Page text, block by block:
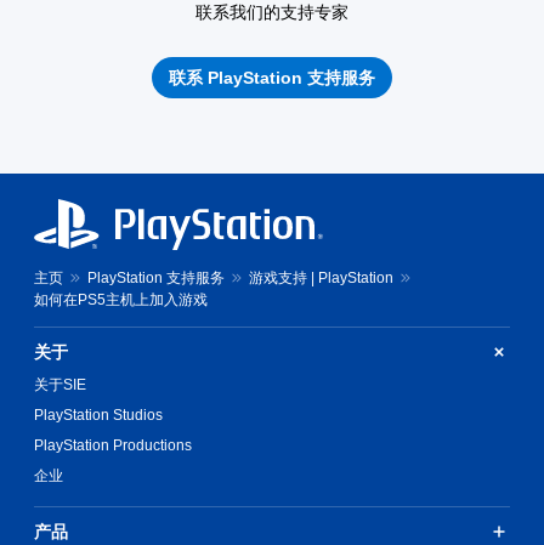
联系我们的支持专家
联系 PlayStation 支持服务
主页 PlayStation 支持服务
游戏支持 | PlayStation
如何在PS5主机上加入游戏
关于
关于SIE
PlayStation Studios
PlayStation Productions
企业
产品